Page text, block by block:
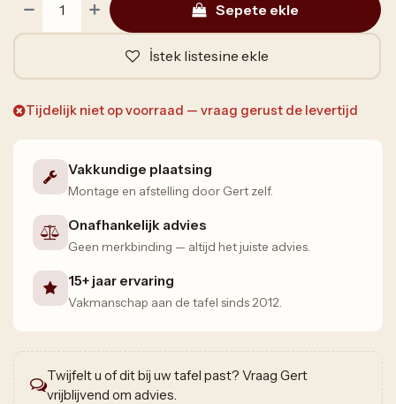
Sepete ekle
İstek listesine ekle
Tijdelijk niet op voorraad — vraag gerust de levertijd
Vakkundige plaatsing
Montage en afstelling door Gert zelf.
Onafhankelijk advies
Geen merkbinding — altijd het juiste advies.
15+ jaar ervaring
Vakmanschap aan de tafel sinds 2012.
Twijfelt u of dit bij uw tafel past? Vraag Gert
vrijblijvend om advies.